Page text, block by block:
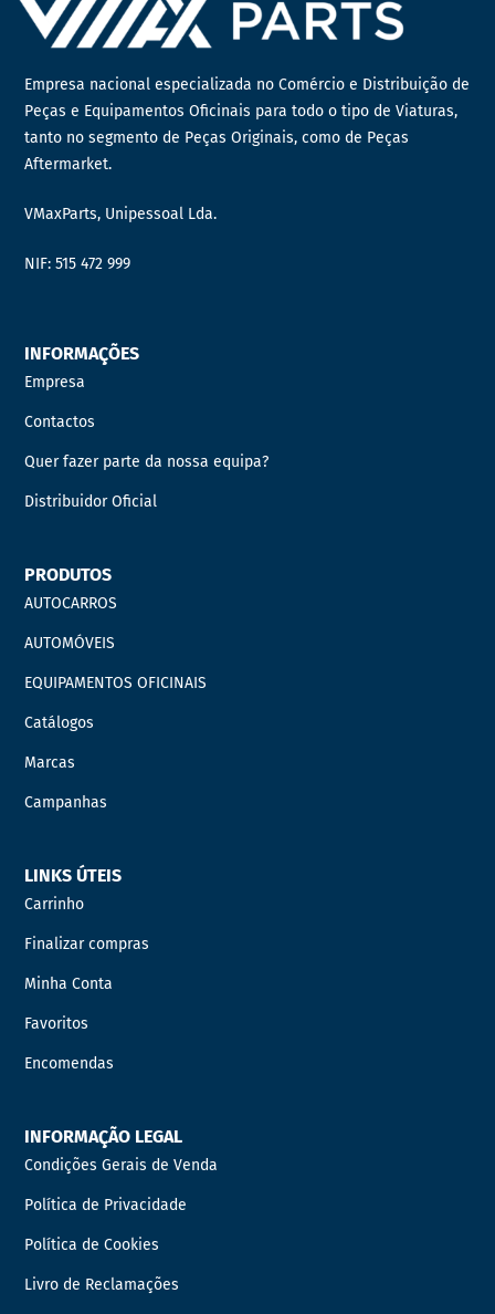
Empresa nacional especializada no Comércio e Distribuição de
Peças e Equipamentos Oficinais para todo o tipo de Viaturas,
tanto no segmento de Peças Originais, como de Peças
Aftermarket.
VMaxParts, Unipessoal Lda.
NIF: 515 472 999
INFORMAÇÕES
Empresa
Contactos
Quer fazer parte da nossa equipa?
Distribuidor Oficial
PRODUTOS
AUTOCARROS
AUTOMÓVEIS
EQUIPAMENTOS OFICINAIS
Catálogos
Marcas
Campanhas
LINKS ÚTEIS
Carrinho
Finalizar compras
Minha Conta
Favoritos
Encomendas
INFORMAÇÃO LEGAL
Condições Gerais de Venda
Política de Privacidade
Política de Cookies
Livro de Reclamações